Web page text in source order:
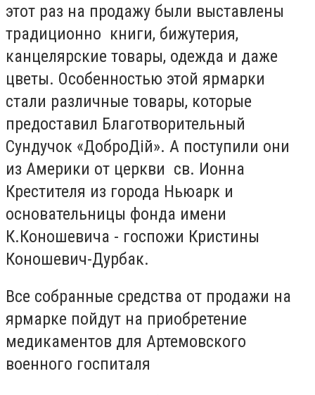
этот раз на продажу были выставлены
традиционно книги, бижутерия,
канцелярские товары, одежда и даже
цветы. Особенностью этой ярмарки
стали различные товары, которые
предоставил Благотворительный
Сундучок «ДоброДій». А поступили они
из Америки от церкви св. Ионна
Крестителя из города Ньюарк и
основательницы фонда имени
К.Коношевича - госпожи Кристины
Коношевич-Дурбак.
Все собранные средства от продажи на
ярмарке пойдут на приобретение
медикаментов для Артемовского
военного госпиталя